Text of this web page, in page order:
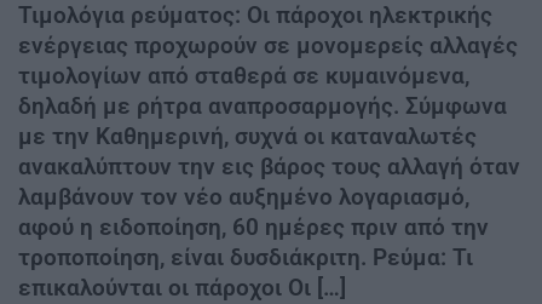
Τιμολόγια ρεύματος: Οι πάροχοι ηλεκτρικής
ενέργειας προχωρούν σε μονομερείς αλλαγές
τιμολογίων από σταθερά σε κυμαινόμενα,
δηλαδή με ρήτρα αναπροσαρμογής. Σύμφωνα
με την Καθημερινή, συχνά οι καταναλωτές
ανακαλύπτουν την εις βάρος τους αλλαγή όταν
λαμβάνουν τον νέο αυξημένο λογαριασμό,
αφού η ειδοποίηση, 60 ημέρες πριν από την
τροποποίηση, είναι δυσδιάκριτη. Ρεύμα: Τι
επικαλούνται οι πάροχοι Οι […]